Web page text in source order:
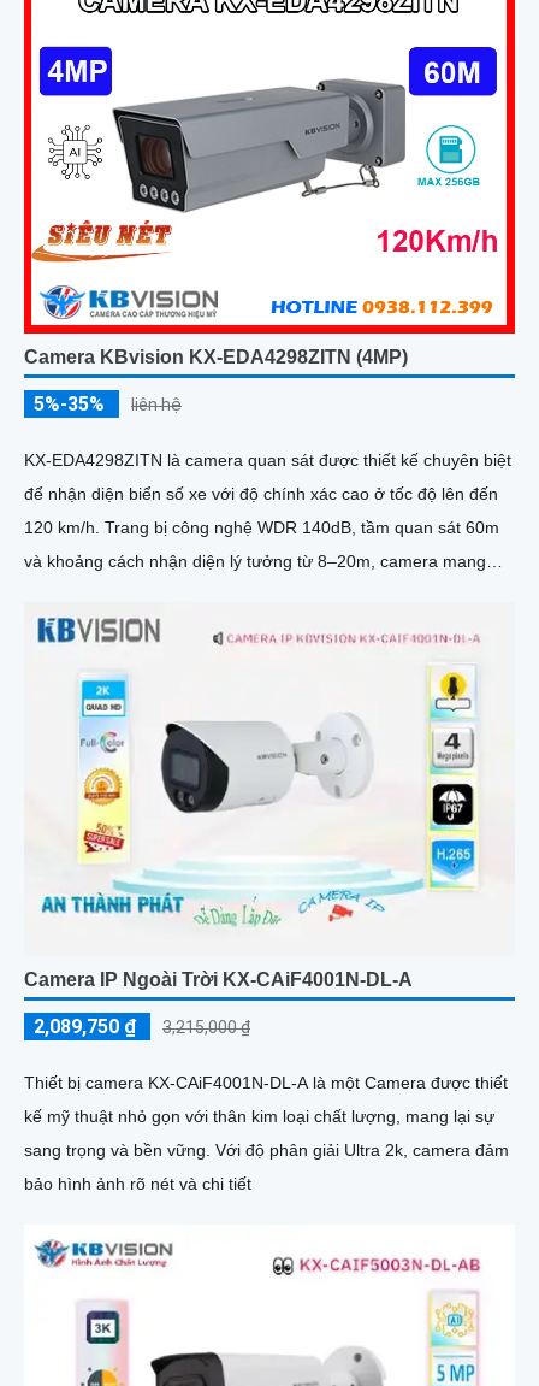
Camera KBvision KX-EDA4298ZITN (4MP)
5%-35% liên hệ
KX-EDA4298ZITN là camera quan sát được thiết kế chuyên biệt
để nhận diện biển số xe với độ chính xác cao ở tốc độ lên đến
120 km/h. Trang bị công nghệ WDR 140dB, tầm quan sát 60m
và khoảng cách nhận diện lý tưởng từ 8–20m, camera mang
Camera IP Ngoài Trời KX-CAiF4001N-DL-A
2,089,750 ₫ 3,215,000 ₫
Thiết bị camera KX-CAiF4001N-DL-A là một Camera được thiết
kế mỹ thuật nhỏ gọn với thân kim loại chất lượng, mang lại sự
sang trọng và bền vững. Với độ phân giải Ultra 2k, camera đảm
bảo hình ảnh rõ nét và chi tiết